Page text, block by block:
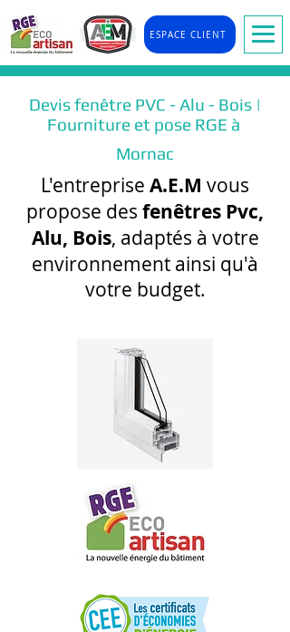
ESPACE CLIENT
Devis fenêtre PVC - Alu - Bois |
Fourniture et pose RGE à
Mornac
L'entreprise A.E.M vous
propose des fenêtres Pvc,
Alu, Bois, adaptés à votre
environnement ainsi qu'à
votre budget.